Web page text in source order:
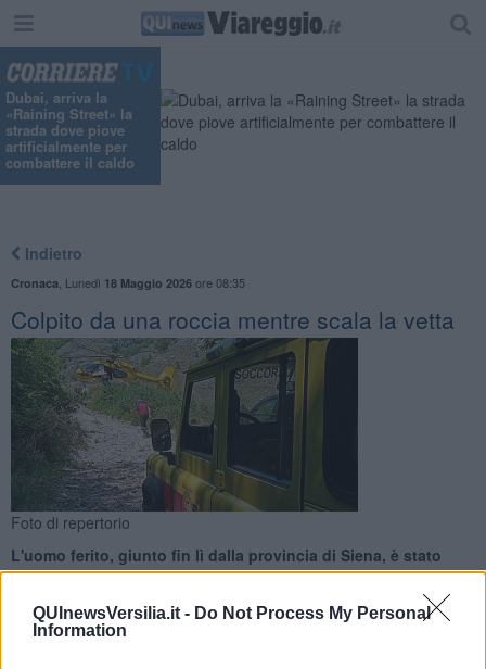
QUInewsVersilia.it - Do Not Process My Personal
Information
Dubai, arriva la
«Raining Street» la
strada dove piove
artificialmente per
combattere il caldo
Indietro
Cronaca Lunedì 18 Maggio 2026ore 08:35
Colpito da una roccia mentre scala la vetta
Foto di repertorio
L'uomo ferito, giunto fin lì dalla provincia di Siena, è stato
individuato da escursionisti di passaggio. Soccorso con